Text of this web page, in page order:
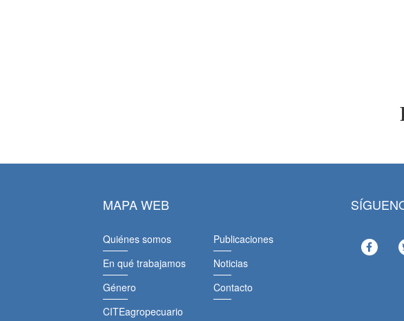
MAPA WEB
Quiénes somos
En qué trabajamos
Género
CITEagropecuario
Publicaciones
Noticias
Contacto